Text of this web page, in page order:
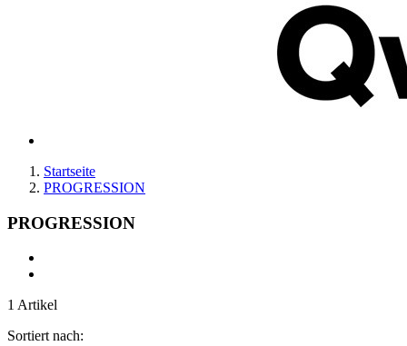
Startseite
PROGRESSION
PROGRESSION
1 Artikel
Sortiert nach: